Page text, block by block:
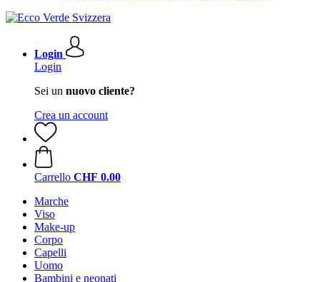
Login
Login
Sei un nuovo cliente?
Crea un account
Carrello CHF 0.00
Marche
Viso
Make-up
Corpo
Capelli
Uomo
Bambini e neonati